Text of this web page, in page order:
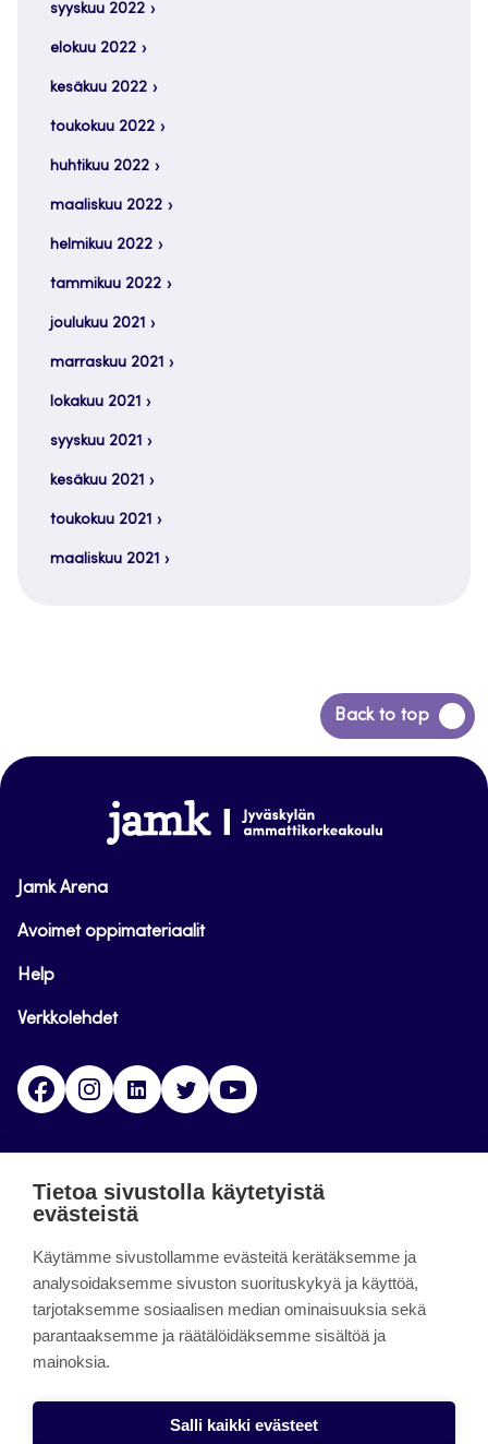
syyskuu 2022
elokuu 2022
kesäkuu 2022
toukokuu 2022
huhtikuu 2022
maaliskuu 2022
helmikuu 2022
tammikuu 2022
joulukuu 2021
marraskuu 2021
lokakuu 2021
syyskuu 2021
kesäkuu 2021
toukokuu 2021
maaliskuu 2021
Back to top
Siirry
takaisin
www.jamk.fi
Jamk Arena
Avoimet oppimateriaalit
Help
Verkkolehdet
FacebookInstagramLinkedinTwitter
ended on September 11, 2023.
About the site
Käyttöehdot
Tietoa sivustolla käytetyistä
evästeistä
Käytämme sivustollamme evästeitä kerätäksemme ja
analysoidaksemme sivuston suorituskykyä ja käyttöä,
tarjotaksemme sosiaalisen median ominaisuuksia sekä
parantaaksemme ja räätälöidäksemme sisältöä ja
mainoksia.
Salli kaikki evästeet